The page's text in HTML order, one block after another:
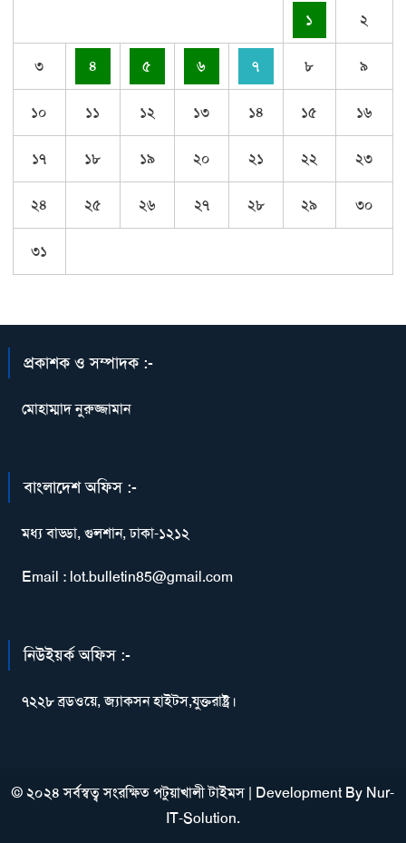
১ ২
৩ ৪ ৫ ৬ ৭ ৮ ৯
১০ ১১ ১২ ১৩ ১৪ ১৫ ১৬
১৭ ১৮ ১৯ ২০ ২১ ২২ ২৩
২৪ ২৫ ২৬ ২৭ ২৮ ২৯ ৩০
৩১
প্রকাশক ও সম্পাদক :-
মোহাম্মাদ নুরুজ্জামান
বাংলাদেশ অফিস :-
মধ্য বাড্ডা, গুলশান, ঢাকা-১২১২
Email : lot.bulletin85@gmail.com
নিউইয়র্ক অফিস :-
৭২২৮ ব্রডওয়ে, জ্যাকসন হাইটস,যুক্তরাষ্ট্র।
© ২০২৪ সর্বস্বত্ব সংরক্ষিত পটুয়াখালী টাইমস | Development By Nur-
IT-Solution.